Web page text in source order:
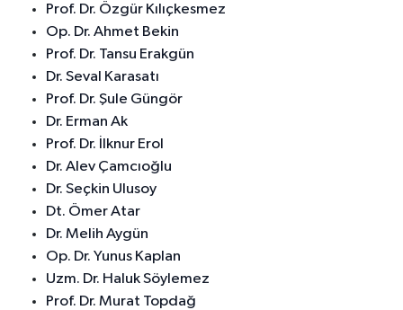
Prof. Dr. Özgür Kılıçkesmez
Op. Dr. Ahmet Bekin
Prof. Dr. Tansu Erakgün
Dr. Seval Karasatı
Prof. Dr. Şule Güngör
Dr. Erman Ak
Prof. Dr. İlknur Erol
Dr. Alev Çamcıoğlu
Dr. Seçkin Ulusoy
Dt. Ömer Atar
Dr. Melih Aygün
Op. Dr. Yunus Kaplan
Uzm. Dr. Haluk Söylemez
Prof. Dr. Murat Topdağ